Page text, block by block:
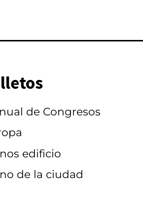
de Congresos
edificio
de la ciudad